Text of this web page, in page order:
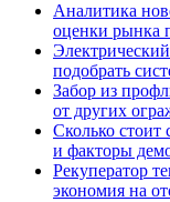
Аналитика
оценки рынка
подобрать
Забор из
от других
Сколько стоит
и факторы
Рекуператор
экономия на